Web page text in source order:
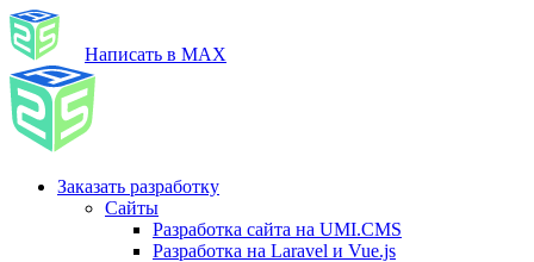
Написать в MAX
Заказать разработку
Сайты
Разработка сайта на UMI.CMS
Разработка на Laravel и Vue.js